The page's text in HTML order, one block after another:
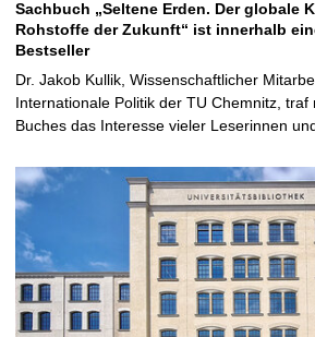
Sachbuch „Seltene Erden. Der globale
Rohstoffe der Zukunft“ ist innerhalb
Bestseller
Dr. Jakob Kullik, Wissenschaftlicher
Internationale Politik der TU Chemnitz,
Buches das Interesse vieler Leserinnen